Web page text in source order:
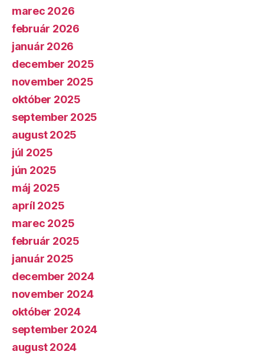
marec 2026
február 2026
január 2026
december 2025
november 2025
október 2025
september 2025
august 2025
júl 2025
jún 2025
máj 2025
apríl 2025
marec 2025
február 2025
január 2025
december 2024
november 2024
október 2024
september 2024
august 2024